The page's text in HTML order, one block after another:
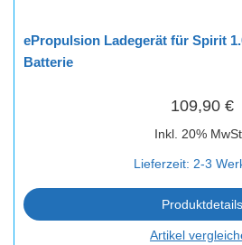
ePropulsion Ladegerät für Spirit
Batterie
109,90 €
Inkl. 20%
Lieferzeit: 2-3
Produktdetails
Artikel